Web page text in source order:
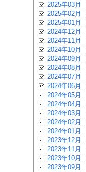
2025年03月
2025年02月
2025年01月
2024年12月
2024年11月
2024年10月
2024年09月
2024年08月
2024年07月
2024年06月
2024年05月
2024年04月
2024年03月
2024年02月
2024年01月
2023年12月
2023年11月
2023年10月
2023年09月